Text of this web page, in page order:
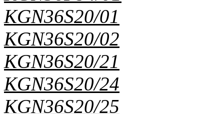
KGN36S20/01
KGN36S20/02
KGN36S20/21
KGN36S20/24
KGN36S20/25